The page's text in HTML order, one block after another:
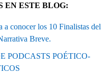
EN ESTE BLOG:
a conocer los 10 Finalistas del
Breve.
PODCASTS POÉTICO-